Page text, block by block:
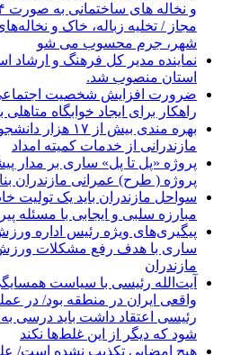
مجاز / تخلیه زباله، خاک و
شهر، جرم محسوب می شو
نماینده مدیر کل فرهنگ و ارشاد
استان منصوب شد.
ضرورت افزایش شخصیت اجتماعی
راهکار برای ایجاد خوابگاه متاهلی
بهره مندی بیش از
مازندرانی از خدمات کمیته امداد
پروژه «پل تا پل» ساری بر مدار
پروژه ( طرح) عمرانی مازندران
سواحل مازندران باید یک تولیت
مبارزه سلبی و ایجابی با مسئله
پیگیری‌های ویژه رئیس اداره
ساری با هدف رفع مشکلات ورزش
مازندران
آیت‌الله رئیسی با سیاست
واقعی ایران در منطقه بود/ در
رئیسی اعتقاد داشت باید درسی
شود که دیگر از این غلط‌ها نکند
هیچ امضایی تکذیب نشده است/